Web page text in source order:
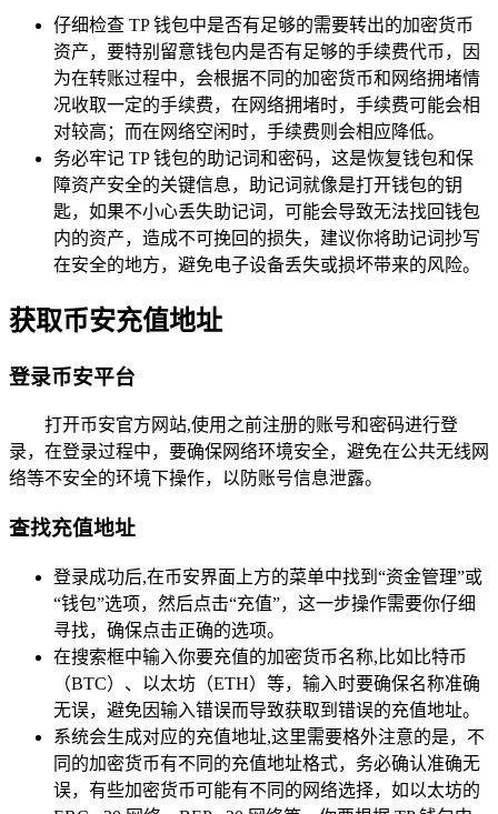
仔细检查 TP 钱包中是否有足够的需要转出的加密货币
资产，要特别留意钱包内是否有足够的手续费代币，因
为在转账过程中，会根据不同的加密货币和网络拥堵情
况收取一定的手续费，在网络拥堵时，手续费可能会相
对较高；而在网络空闲时，手续费则会相应降低。
务必牢记 TP 钱包的助记词和密码，这是恢复钱包和保
障资产安全的关键信息，助记词就像是打开钱包的钥
匙，如果不小心丢失助记词，可能会导致无法找回钱包
内的资产，造成不可挽回的损失，建议你将助记词抄写
在安全的地方，避免电子设备丢失或损坏带来的风险。
获取币安充值地址
登录币安平台
打开币安官方网站,使用之前注册的账号和密码进行登
录，在登录过程中，要确保网络环境安全，避免在公共无线网
络等不安全的环境下操作，以防账号信息泄露。
查找充值地址
登录成功后,在币安界面上方的菜单中找到“资金管理”或
“钱包”选项，然后点击“充值”，这一步操作需要你仔细
寻找，确保点击正确的选项。
在搜索框中输入你要充值的加密货币名称,比如比特币
（BTC）、以太坊（ETH）等，输入时要确保名称准确
无误，避免因输入错误而导致获取到错误的充值地址。
系统会生成对应的充值地址,这里需要格外注意的是，不
同的加密货币有不同的充值地址格式，务必确认准确无
误，有些加密货币可能有不同的网络选择，如以太坊的